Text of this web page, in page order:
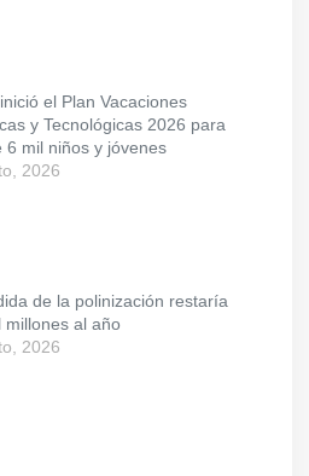
el Plan Vacaciones
y Tecnológicas 2026 para
6 mil niños y jóvenes
2026
de la polinización restaría
millones al año
2026